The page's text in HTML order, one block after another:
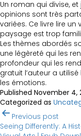
Un roman qui divise,
opinions sont très
variées. Ce livre lire
paysage est trop
Les thèmes abordés
une légèreté qui les
profondeur qui les
gratuit l’auteur a
les émotions.
Published November 4,
Categorized as
Post
navigation
Previous post
Seeing Differently: A